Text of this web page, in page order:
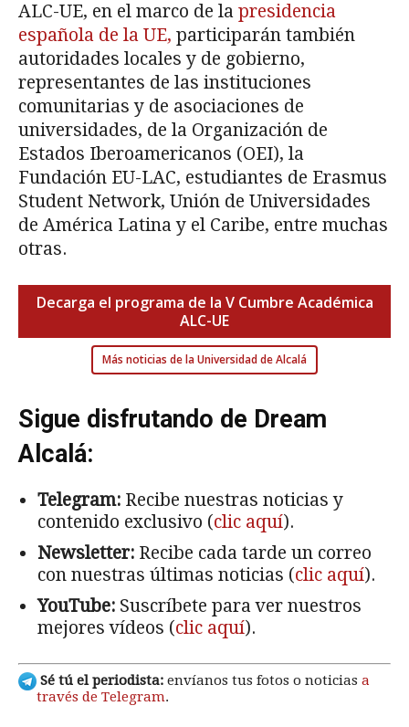
ALC-UE, en el marco de la presidencia
española de la UE, participarán también
autoridades locales y de gobierno,
representantes de las instituciones
comunitarias y de asociaciones de
universidades, de la Organización de
Estados Iberoamericanos (OEI), la
Fundación EU-LAC, estudiantes de Erasmus
Student Network, Unión de Universidades
de América Latina y el Caribe, entre muchas
otras.
Decarga el programa de la V Cumbre Académica
ALC-UE
Más noticias de la Universidad de Alcalá
Sigue disfrutando de Dream
Alcalá:
Telegram: Recibe nuestras noticias y
contenido exclusivo (clic aquí).
Newsletter: Recibe cada tarde un correo
con nuestras últimas noticias (clic aquí).
YouTube: Suscríbete para ver nuestros
mejores vídeos (clic aquí).
Sé tú el periodista: envíanos tus fotos o noticias a
través de Telegram.